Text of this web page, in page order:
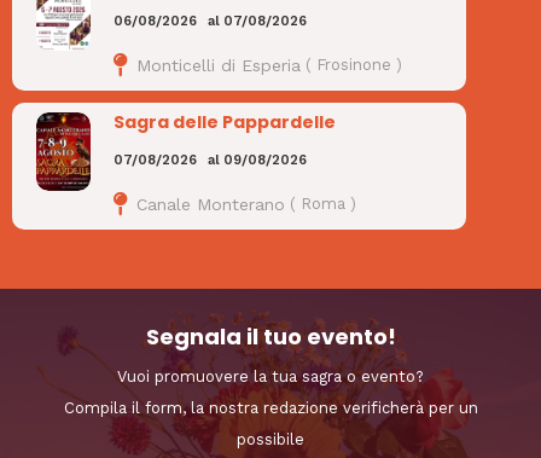
06/08/2026 al 07/08/2026
Monticelli di Esperia ( Frosinone )
Sagra delle Pappardelle
07/08/2026 al 09/08/2026
Canale Monterano ( Roma )
Segnala il tuo evento!
Vuoi promuovere la tua sagra o evento?
Compila il form, la nostra redazione verificherà per un
possibile